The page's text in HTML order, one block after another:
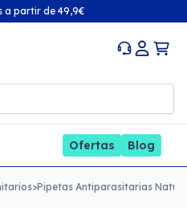
a partir de 49,9€
Ofertas Blog
>Pipetas Antiparasitarias